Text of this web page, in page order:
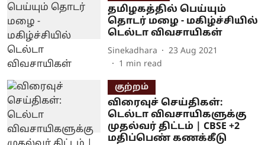
தமிழகத்தில் பெய்யும்
தொடர் மழை - மகிழ்ச்சியில்
டெல்டா விவசாயிகள்
Sinekadhara
23 Aug 2021
1 min read
குற்றம்
விரைவுச் செய்திகள்:
டெல்டா விவசாயிகளுக்கு
முதல்வர் திட்டம் | CBSE +2
மதிப்பெண் கணக்கீடு